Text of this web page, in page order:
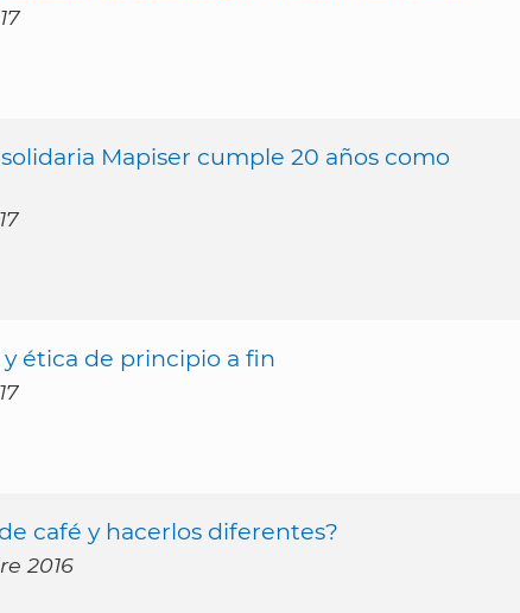
Mapiser cumple 20 años como
y ética de principio a fin
café y hacerlos diferentes?
2016